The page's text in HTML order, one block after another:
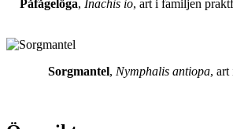
Påfågelöga, Inachis io, art i familjen
Sorgmantel, Nymphalis antiopa, art